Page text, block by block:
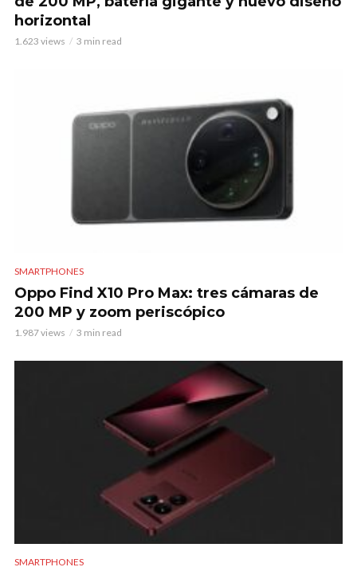
horizontal
1.623 views 3 min read
SMARTPHONES
Oppo Find X10 Pro Max: tres cámaras de
200 MP y zoom periscópico
1.987 views 3 min read
SMARTPHONES